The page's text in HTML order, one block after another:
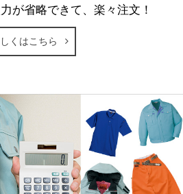
が省略できて、楽々注文！
くはこちら